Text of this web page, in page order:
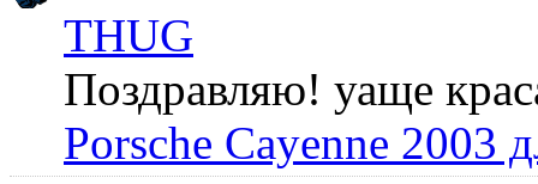
THUG
Поздравляю! уаще
Porsche Cayenne 2003